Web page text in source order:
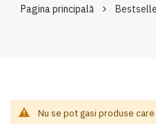
Pagina principală
Nu se pot gasi produse